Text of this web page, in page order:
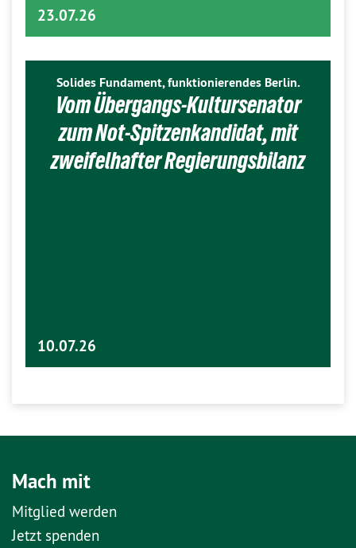
23.07.26
Solides Fundament, funktionierendes Berlin.
Vom Übergangs-Kultursenator
zum Not-Spitzenkandidat, mit
zweifelhafter Regierungsbilanz
10.07.26
Mach mit
Mitglied werden
Jetzt spenden